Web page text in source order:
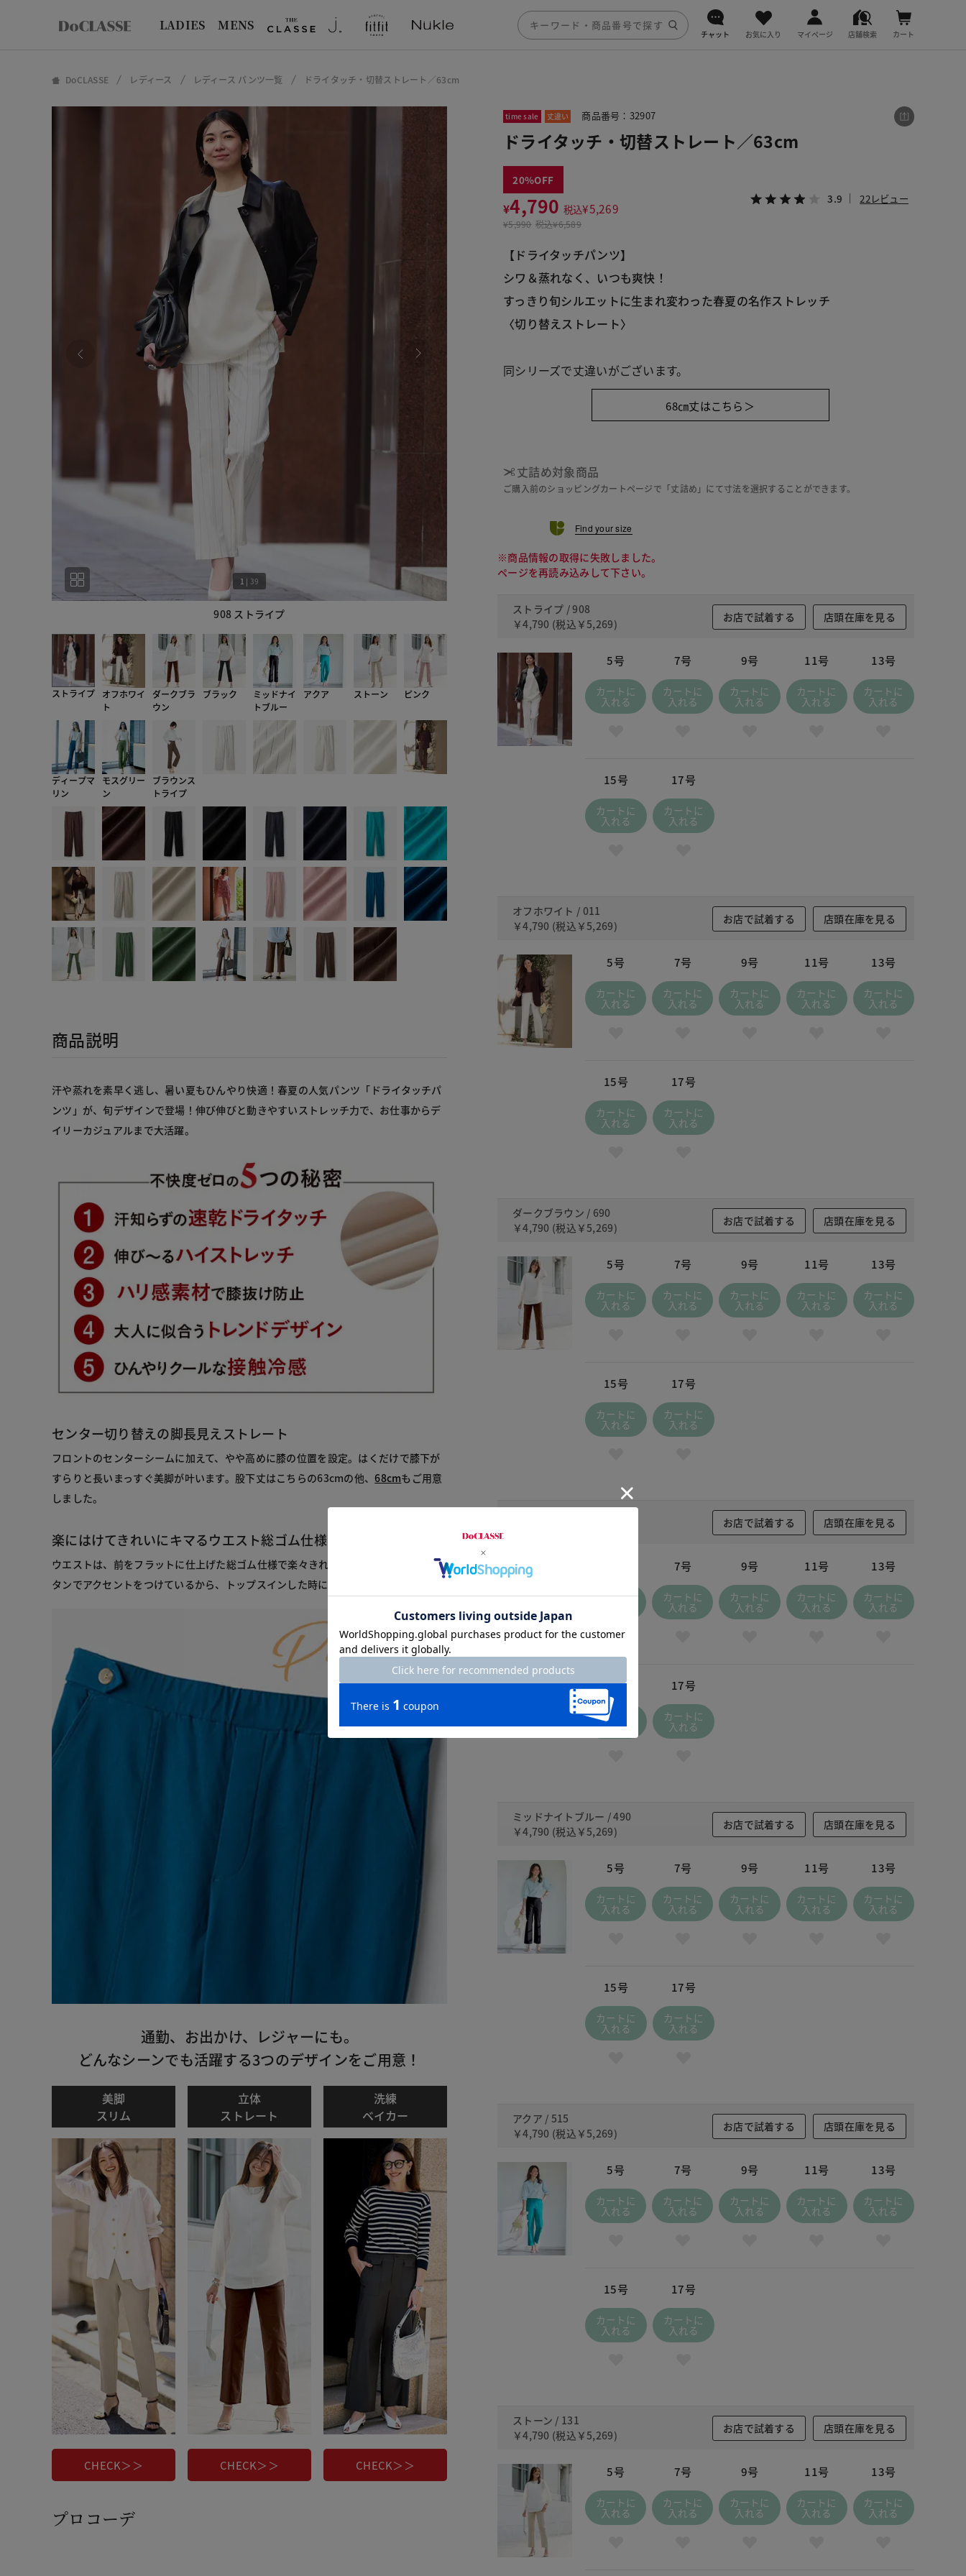
LADIES MENS
チャット お気に入り マイページ 店舗検索 カート
DoCLASSE レディース レディース パンツ一覧 ドライタッチ・切替ストレート／63cm
908 ストライプ
1 | 39
ストライプ
オフホワイ
ト
ダークブラ
ウン
ブラック
ミッドナイ
トブルー
アクア ストーン ピンク
ディープマ
リン
モスグリー
ン
ブラウンス
トライプ
商品説明
汗や蒸れを素早く逃し、暑い夏もひんやり快適！春夏の人気パンツ「ドライタッチパ
ンツ」が、旬デザインで登場！伸び伸びと動きやすいストレッチ力で、お仕事からデ
イリーカジュアルまで大活躍。
センター切り替えの脚長見えストレート
フロントのセンターシームに加えて、やや高めに膝の位置を設定。はくだけで膝下が
すらりと長いまっすぐ美脚が叶います。股下丈はこちらの63cmの他、68cmもご用意
しました。
楽にはけてきれいにキマるウエスト総ゴム仕様
ウエストは、前をフラットに仕上げた総ゴム仕様で楽々きれい見え。両脇には飾りボ
タンでアクセントをつけているから、トップスインした時にもすっきり美しく。
通勤、お出かけ、レジャーにも。
どんなシーンでも活躍する3つのデザインをご用意！
美脚
スリム
CHECK＞＞
立体
ストレート
CHECK＞＞
洗練
ベイカー
CHECK＞＞
プロコーデ
time sale 丈違い 商品番号：32907
ドライタッチ・切替ストレート／63cm
20
¥4,790 税込¥5,269
¥5,990 税込¥6,589
3.9 22レビュー
【ドライタッチパンツ】
シワ＆蒸れなく、いつも爽快！
すっきり旬シルエットに生まれ変わった春夏の名作ストレッチ
〈切り替えストレート〉
同シリーズで丈違いがございます。
68㎝丈はこちら＞
丈詰め対象商品
ご購入前のショッピングカートページで「丈詰め」にて寸法を選択することができます。
Find your size
※商品情報の取得に失敗しました。
ページを再読み込みして下さい。
ストライプ / 908
￥4,790 (税込 ￥5,269)
お店で試着する 店頭在庫を見る
5号
カートに
入れる
7号
カートに
入れる
9号
カートに
入れる
11号
カートに
入れる
13号
カートに
入れる
15号
カートに
入れる
17号
カートに
入れる
オフホワイト / 011
￥4,790 (税込 ￥5,269)
お店で試着する 店頭在庫を見る
5号
カートに
入れる
7号
カートに
入れる
9号
カートに
入れる
11号
カートに
入れる
13号
カートに
入れる
15号
カートに
入れる
17号
カートに
入れる
ダークブラウン / 690
￥4,790 (税込 ￥5,269)
お店で試着する 店頭在庫を見る
5号
カートに
入れる
7号
カートに
入れる
9号
カートに
入れる
11号
カートに
入れる
13号
カートに
入れる
15号
カートに
入れる
17号
カートに
入れる
お店で試着する 店頭在庫を見る
カートに
7号
カートに
入れる
9号
カートに
入れる
11号
カートに
入れる
13号
カートに
入れる
15号
カートに
入れる
17号
カートに
入れる
ミッドナイトブルー / 490
￥4,790 (税込 ￥5,269)
お店で試着する 店頭在庫を見る
5号
カートに
入れる
7号
カートに
入れる
9号
カートに
入れる
11号
カートに
入れる
13号
カートに
入れる
15号
カートに
入れる
17号
カートに
入れる
アクア / 515
￥4,790 (税込 ￥5,269)
お店で試着する 店頭在庫を見る
5号
カートに
入れる
7号
カートに
入れる
9号
カートに
入れる
11号
カートに
入れる
13号
カートに
入れる
15号
カートに
入れる
17号
カートに
入れる
ストーン / 131
￥4,790 (税込 ￥5,269)
お店で試着する 店頭在庫を見る
5号
カートに
入れる
7号
カートに
入れる
9号
カートに
入れる
11号
カートに
入れる
13号
カートに
入れる